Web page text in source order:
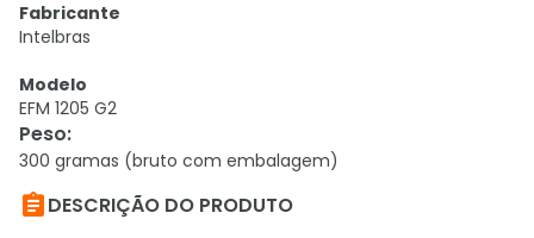
Fabricante
Intelbras
Modelo
EFM 1205 G2
Peso:
300 gramas (bruto com embalagem)
DESCRIÇÃO DO PRODUTO